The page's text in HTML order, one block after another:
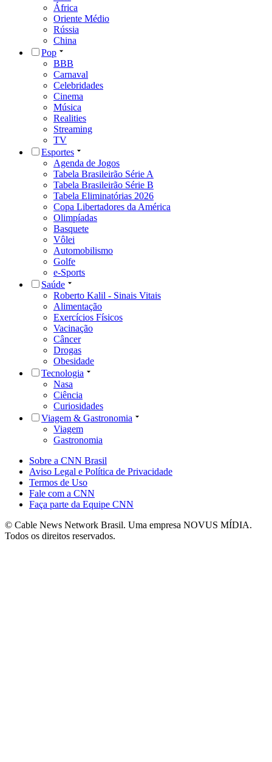
África
Oriente Médio
Rússia
China
Pop
BBB
Carnaval
Celebridades
Cinema
Música
Realities
Streaming
TV
Esportes
Agenda de Jogos
Tabela Brasileirão Série A
Tabela Brasileirão Série B
Tabela Eliminatórias 2026
Copa Libertadores da América
Olimpíadas
Basquete
Vôlei
Automobilismo
Golfe
e-Sports
Saúde
Roberto Kalil - Sinais Vitais
Alimentação
Exercícios Físicos
Vacinação
Câncer
Drogas
Obesidade
Tecnologia
Nasa
Ciência
Curiosidades
Viagem & Gastronomia
Viagem
Gastronomia
Sobre a CNN Brasil
Aviso Legal e Política de Privacidade
Termos de Uso
Fale com a CNN
Faça parte da Equipe CNN
© Cable News Network Brasil. Uma empresa NOVUS MÍDIA.
Todos os direitos reservados.